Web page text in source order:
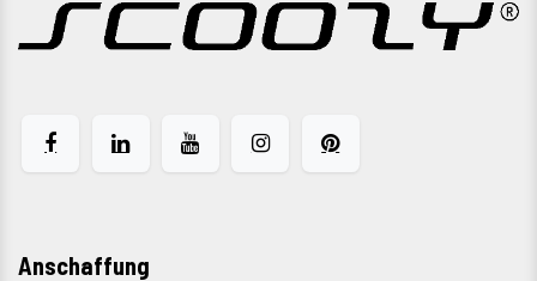
Anschaffung